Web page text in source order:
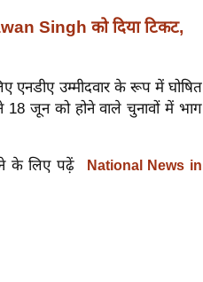
Singh को दिया टिकट,
एनडीए उम्मीदवार के रूप में घोषित
18 जून को होने वाले चुनावों में भाग
के लिए पढ़ें
National News in